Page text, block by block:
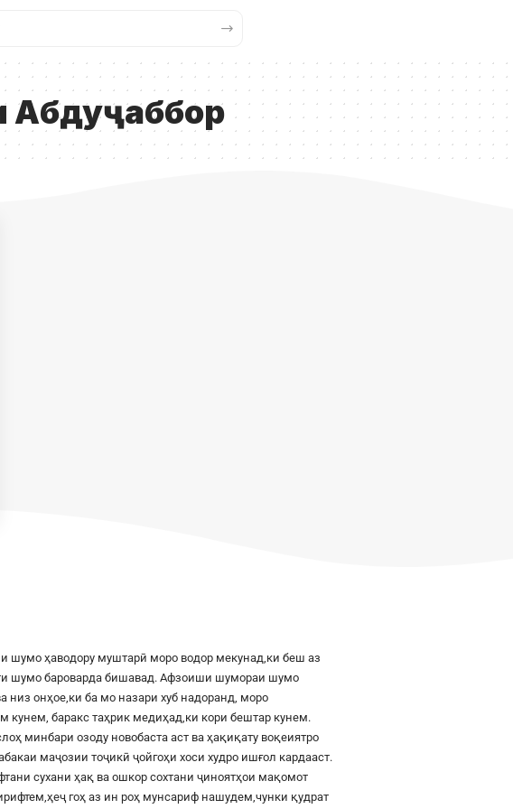
Абдуҷаббор
шумо ҳаводору муштарӣ моро водор мекунад,ки беш аз
шумо бароварда бишавад. Афзоиши шумораи шумо
низ онҳое,ки ба мо назари хуб надоранд, моро
кунем, баракс таҳрик медиҳад,ки кори бештар кунем.
минбари озоду новобаста аст ва ҳақиқату воқеиятро
маҷозии тоҷикӣ ҷойгоҳи хоси худро ишғол кардааст.
сухани ҳақ ва ошкор сохтани ҷиноятҳои мақомот
гоҳ аз ин роҳ мунсариф нашудем,чунки қудрат